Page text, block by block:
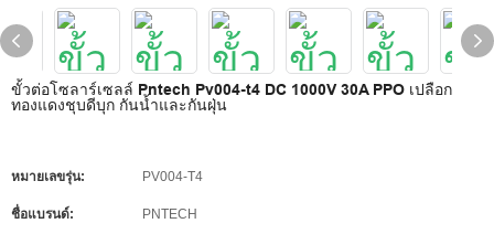
ขั้วต่อโซลาร์เซลล์ Pntech Pv004-t4 DC 1000V 30A PPO เปลือก
ทองแดงชุบดีบุก กันน้ำและกันฝุ่น
หมายเลขรุ่น: PV004-T4
ชื่อแบรนด์: PNTECH